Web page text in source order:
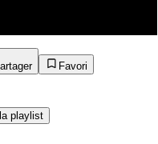
Favori
playlist